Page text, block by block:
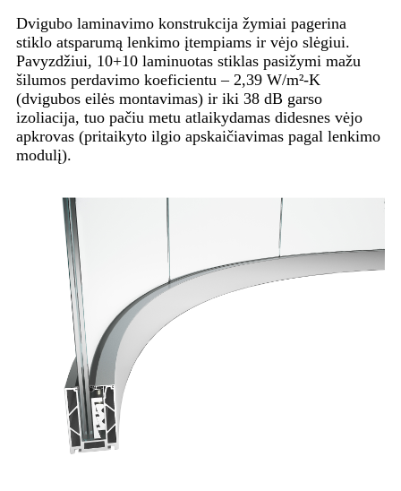
Dvigubo laminavimo konstrukcija žymiai pagerina
stiklo atsparumą lenkimo įtempiams ir vėjo slėgiui.
Pavyzdžiui, 10+10 laminuotas stiklas pasižymi mažu
šilumos perdavimo koeficientu – 2,39 W/m²-K
(dvigubos eilės montavimas) ir iki 38 dB garso
izoliacija, tuo pačiu metu atlaikydamas didesnes vėjo
apkrovas (pritaikyto ilgio apskaičiavimas pagal lenkimo
modulį).